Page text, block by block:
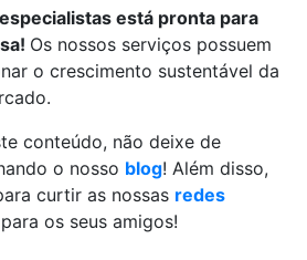
está pronta para
Os nossos serviços possuem
o crescimento sustentável da
conteúdo, não deixe de
o nosso blog! Além disso,
curtir as nossas redes
os seus amigos!